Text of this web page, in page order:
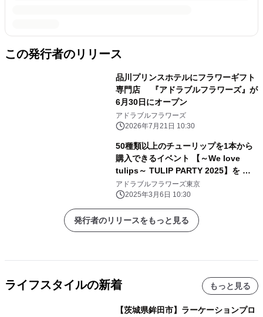
この発行者のリリース
品川プリンスホテルにフラワーギフト
専門店 『アドラブルフラワーズ』が
6月30日にオープン
アドラブルフラワーズ
2026年7月21日 10:30
50種類以上のチューリップを1本から
購入できるイベント 【～We love
tulips～ TULIP PARTY 2025】を 品
川駅港南口徒歩3分にて3月12日～14
日に開催
アドラブルフラワーズ東京
2025年3月6日 10:30
発行者のリリースをもっと見る
ライフスタイルの新着 もっと見る
【茨城県鉾田市】ラーケーションプロ